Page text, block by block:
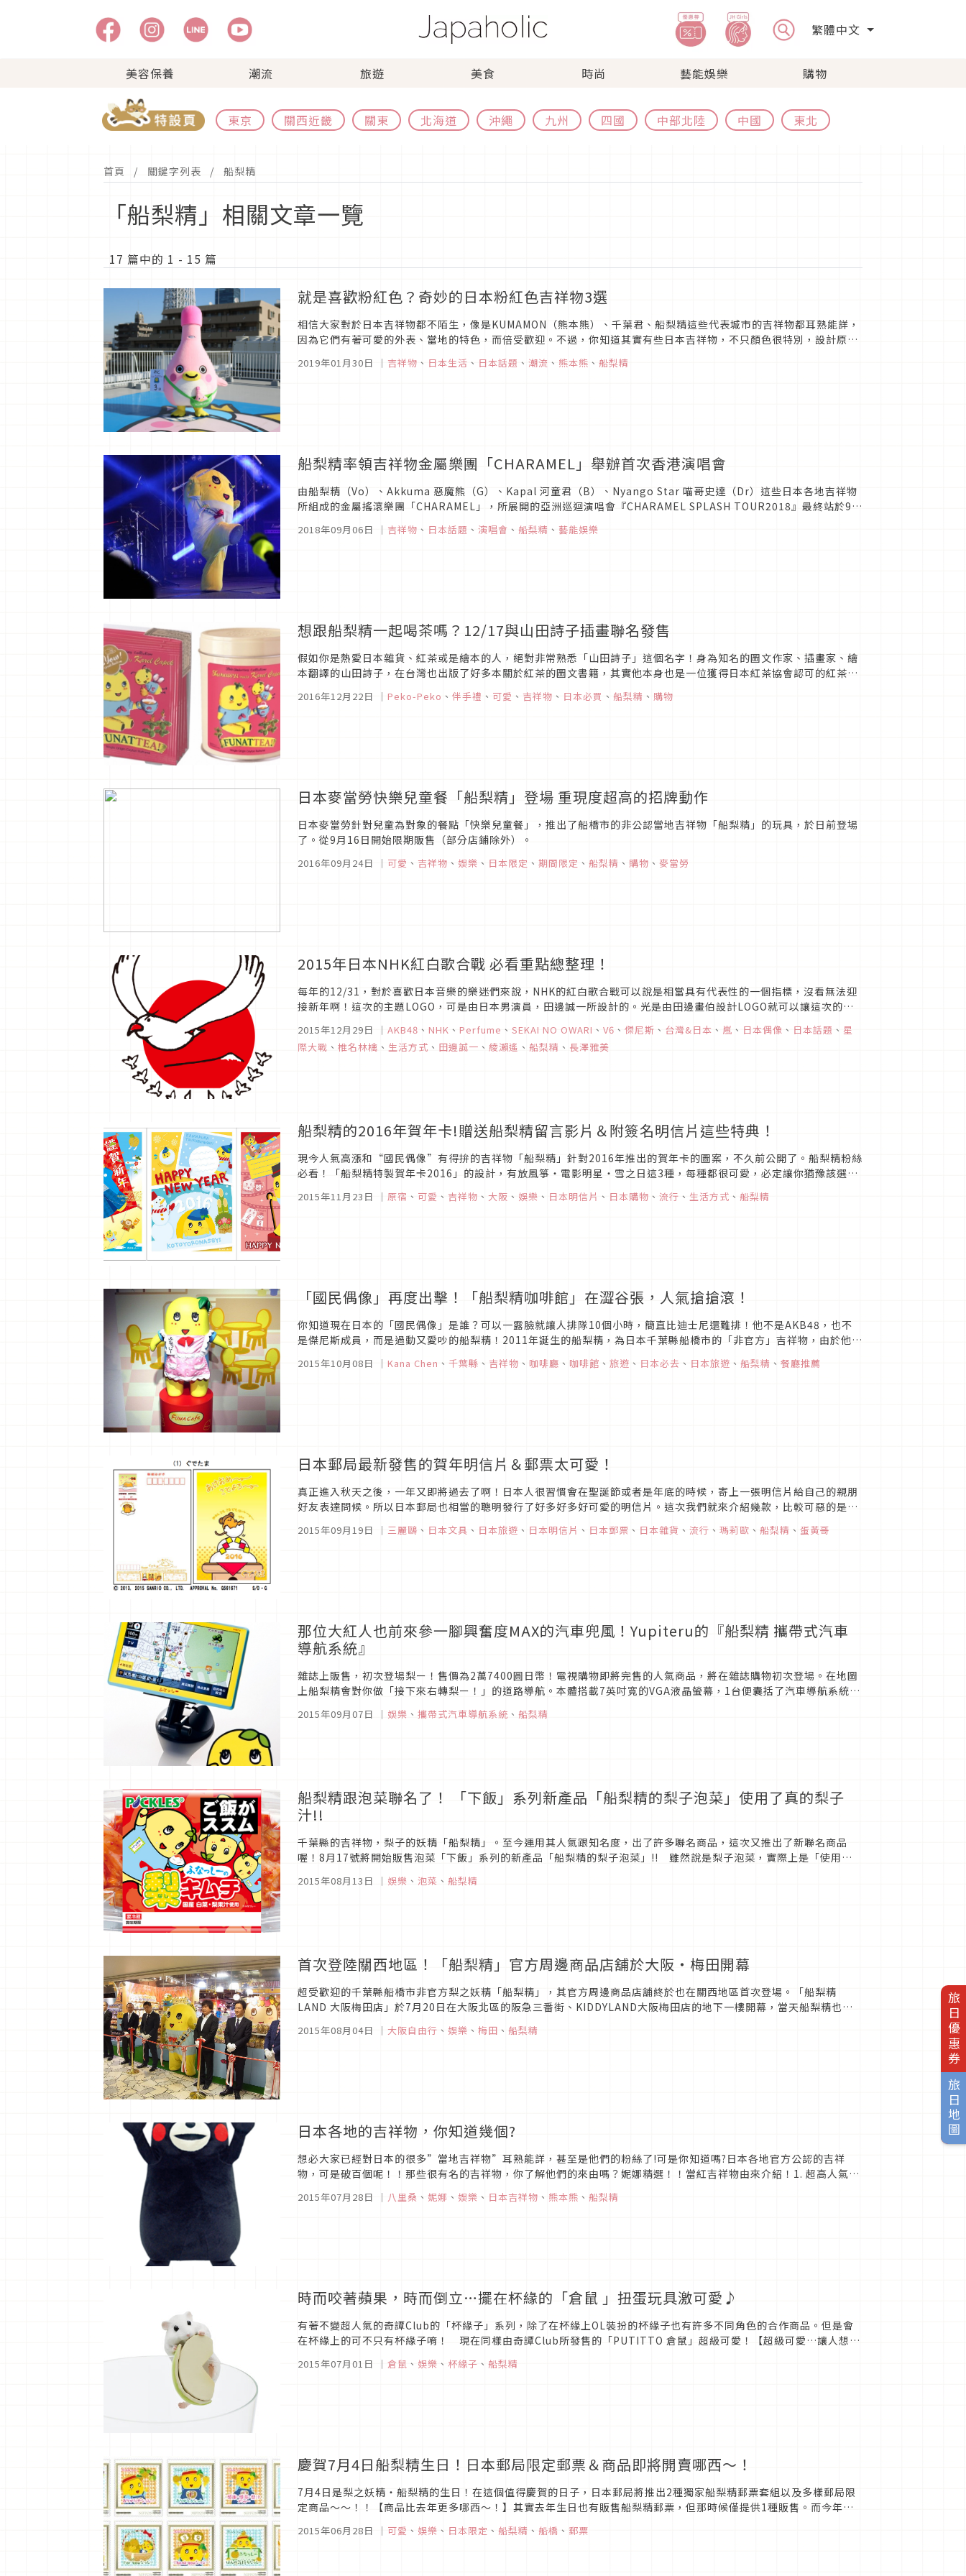
繁體中文
美容保養 潮流 旅遊 美食 時尚 藝能娛樂 購物
東京 關西近畿 關東 北海道 沖繩 九州 四國 中部北陸 中國 東北
旅日優惠券
旅日地圖
首頁 關鍵字列表 船梨精
「船梨精」相關文章一覽
17 篇中的 1 - 15 篇
就是喜歡粉紅色？奇妙的日本粉紅色吉祥物3選
相信大家對於日本吉祥物都不陌生，像是KUMAMON（熊本熊）、千葉君、船梨精這些代表城市的吉祥物都耳熟能詳，
因為它們有著可愛的外表、當地的特色，而倍受歡迎。不過，你知道其實有些日本吉祥物，不只顏色很特別，設計原型
2019年01月30日 ｜ 吉祥物 、 日本生活 、 日本話題 、 潮流 、 熊本熊 、 船梨精
船梨精率領吉祥物金屬樂團「CHARAMEL」舉辦首次香港演唱會
由船梨精（Vo）、Akkuma 惡魔熊（G）、Kapal 河童君（B）、Nyango Star 喵哥史達（Dr）這些日本各地吉祥物
所組成的金屬搖滾樂團「CHARAMEL」，所展開的亞洲巡迴演唱會『CHARAMEL SPLASH TOUR2018』最終站於9月
2018年09月06日 ｜ 吉祥物 、 日本話題 、 演唱會 、 船梨精 、 藝能娛樂
想跟船梨精一起喝茶嗎？12/17與山田詩子插畫聯名發售
假如你是熱愛日本雜貨、紅茶或是繪本的人，絕對非常熟悉「山田詩子」這個名字！身為知名的圖文作家、插畫家、繪
本翻譯的山田詩子，在台灣也出版了好多本關於紅茶的圖文書籍，其實他本身也是一位獲得日本紅茶協會認可的紅茶講
2016年12月22日 ｜ Peko-Peko 、 伴手禮 、 可愛 、 吉祥物 、 日本必買 、 船梨精 、 購物
日本麥當勞快樂兒童餐「船梨精」登場 重現度超高的招牌動作
日本麥當勞針對兒童為對象的餐點「快樂兒童餐」，推出了船橋市的非公認當地吉祥物「船梨精」的玩具，於日前登場
了。從9月16日開始限期販售（部分店鋪除外）。
2016年09月24日 ｜ 可愛 、 吉祥物 、 娛樂 、 日本限定 、 期間限定 、 船梨精 、 購物 、 麥當勞
2015年日本NHK紅白歌合戰 必看重點總整理！
每年的12/31，對於喜歡日本音樂的樂迷們來說，NHK的紅白歌合戰可以說是相當具有代表性的一個指標，沒看無法迎
接新年啊！這次的主題LOGO，可是由日本男演員，田邊誠一所設計的。光是由田邊畫伯設計LOGO就可以讓這次的紅
2015年12月29日 ｜ AKB48 、 NHK 、 Perfume 、 SEKAI NO OWARI 、 V6 、 傑尼斯 、 台灣&日本 、 嵐 、 日本偶像 、 日本話題 、 星
際大戰 、 椎名林檎 、 生活方式 、 田邊誠一 、 綾瀨遙 、 船梨精 、 長澤雅美
船梨精的2016年賀年卡!贈送船梨精留言影片＆附簽名明信片這些特典！
現今人氣高漲和“國民偶像”有得拚的吉祥物「船梨精」針對2016年推出的賀年卡的圖案，不久前公開了。船梨精粉絲
必看！「船梨精特製賀年卡2016」的設計，有放風箏・電影明星・雪之日這3種，每種都很可愛，必定讓你猶豫該選哪
2015年11月23日 ｜ 原宿 、 可愛 、 吉祥物 、 大阪 、 娛樂 、 日本明信片 、 日本購物 、 流行 、 生活方式 、 船梨精
「國民偶像」再度出擊！「船梨精咖啡館」在澀谷張，人氣搶搶滾！
你知道現在日本的「國民偶像」是誰？可以一露臉就讓人排隊10個小時，簡直比迪士尼還難排！他不是AKB48，也不
是傑尼斯成員，而是過動又愛吵的船梨精！2011年誕生的船梨精，為日本千葉縣船橋市的「非官方」吉祥物，由於他不
被承認的身份，讓他連參加吉祥物大賽的資格都沒有，但這個日本史上最瘋狂的吉祥物，卻因為...
2015年10月08日 ｜ Kana Chen 、 千葉縣 、 吉祥物 、 咖啡廳 、 咖啡館 、 旅遊 、 日本必去 、 日本旅遊 、 船梨精 、 餐廳推薦
日本郵局最新發售的賀年明信片＆郵票太可愛！
真正進入秋天之後，一年又即將過去了啊！日本人很習慣會在聖誕節或者是年底的時候，寄上一張明信片給自己的親朋
好友表達問候。所以日本郵局也相當的聰明發行了好多好多好可愛的明信片。這次我們就來介紹幾款，比較可惡的是，
這次是8月31日先開放網路預售，要到10月29日才會在郵局買得到唷！日本郵局還提供網路服務，...
2015年09月19日 ｜ 三麗鷗 、 日本文具 、 日本旅遊 、 日本明信片 、 日本郵票 、 日本雜貨 、 流行 、 瑪莉歐 、 船梨精 、 蛋黃哥
那位大紅人也前來參一腳興奮度MAX的汽車兜風！Yupiteru的『船梨精 攜帶式汽車
導航系統』
雜誌上販售，初次登場梨ー！售價為2萬7400圓日幣！電視購物即將完售的人氣商品，將在雜誌購物初次登場。在地圖
上船梨精會對你做「接下來右轉梨ー！」的道路導航。本體搭載7英吋寬的VGA液晶螢幕，1台便囊括了汽車導航系統、
2015年09月07日 ｜ 娛樂 、 攜帶式汽車導航系統 、 船梨精
船梨精跟泡菜聯名了！ 「下飯」系列新產品「船梨精的梨子泡菜」使用了真的梨子
汁!!
千葉縣的吉祥物，梨子的妖精「船梨精」。至今運用其人氣跟知名度，出了許多聯名商品，這次又推出了新聯名商品
喔！8月17號將開始販售泡菜「下飯」系列的新產品「船梨精的梨子泡菜」!! 雖然說是梨子泡菜，實際上是「使用梨
2015年08月13日 ｜ 娛樂 、 泡菜 、 船梨精
首次登陸關西地區！「船梨精」官方周邊商品店舖於大阪・梅田開幕
超受歡迎的千葉縣船橋市非官方梨之妖精「船梨精」，其官方周邊商品店舖終於也在關西地區首次登場。「船梨精
LAND 大阪梅田店」於7月20日在大阪北區的阪急三番街、KIDDYLAND大阪梅田店的地下一樓開幕，當天船梨精也趕
2015年08月04日 ｜ 大阪自由行 、 娛樂 、 梅田 、 船梨精
日本各地的吉祥物，你知道幾個?
想必大家已經對日本的很多”當地吉祥物”耳熟能詳，甚至是他們的粉絲了!可是你知道嗎?日本各地官方公認的吉祥
物，可是破百個呢！！那些很有名的吉祥物，你了解他們的來由嗎？妮娜精選！！當紅吉祥物由來介紹！1. 超高人氣不
2015年07月28日 ｜ 八里桑 、 妮娜 、 娛樂 、 日本吉祥物 、 熊本熊 、 船梨精
時而咬著蘋果，時而倒立…擺在杯緣的「倉鼠 」扭蛋玩具激可愛♪
有著不變超人氣的奇譚Club的「杯緣子」系列，除了在杯緣上OL裝扮的杯緣子也有許多不同角色的合作商品。但是會
在杯緣上的可不只有杯緣子唷！ 現在同樣由奇譚Club所發售的「PUTITTO 倉鼠」超級可愛！【超級可愛…讓人想蒐
2015年07月01日 ｜ 倉鼠 、 娛樂 、 杯緣子 、 船梨精
慶賀7月4日船梨精生日！日本郵局限定郵票＆商品即將開賣哪西～！
7月4日是梨之妖精・船梨精的生日！在這個值得慶賀的日子，日本郵局將推出2種獨家船梨精郵票套組以及多樣郵局限
定商品～～！！【商品比去年更多哪西～！】其實去年生日也有販售船梨精郵票，但那時候僅提供1種販售。而今年卻
2015年06月28日 ｜ 可愛 、 娛樂 、 日本限定 、 船梨精 、 船橋 、 郵票